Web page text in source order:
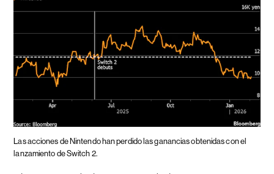
Las acciones de Nintendo han perdido las ganancias obtenidas con el
lanzamiento de Switch 2.